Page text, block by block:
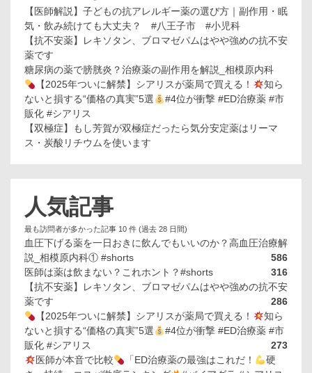
【医師解説】子どもの抗アレルギー薬の選び方｜副作用・眠
気・飲み続けても大丈夫？ #八王子市 #小児科
【抗不安薬】レキソタン、ブロマゼパムはやや強めの抗不安
薬です
糖尿病の薬で膀胱炎？治療薬の副作用を解説_相模原内科
【2025年ついに解禁】シアリスが薬局で買える！
知ら
ないと損する“価格の真実”5選
#4位が衝撃 #ED治療薬 #市
販化 #シアリス
【双極症】もし芳賀が双極症だったら気分安定薬はリーマ
ス・炭酸リチウムを使います
人気記事
最も訪問者が多かった記事 10 件 (過去 28 日間)
血圧下げる薬を一日おきに飲んでもいいのか？高血圧治療解
説_相模原内科① #shorts
586
医師は薬は飲まない？これホント？#shorts
316
【抗不安薬】レキソタン、ブロマゼパムはやや強めの抗不安
薬です
286
【2025年ついに解禁】シアリスが薬局で買える！
知ら
ないと損する“価格の真実”5選
#4位が衝撃 #ED治療薬 #市
販化 #シアリス
273
医師が本音で比較
「ED治療薬の最強はこれだ！
硬